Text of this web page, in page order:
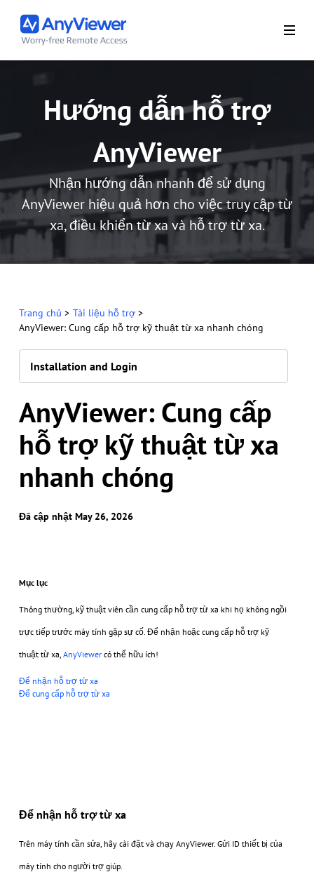
Hướng dẫn hỗ trợ
AnyViewer
Nhận hướng dẫn nhanh để sử dụng
AnyViewer hiệu quả hơn cho việc truy cập từ
xa, điều khiển từ xa và hỗ trợ từ xa.
Trang chủ > Tài liệu hỗ trợ>
AnyViewer: Cung cấp hỗ trợ kỹ thuật từ xa nhanh chóng
Installation and Login
AnyViewer: Cung cấp
hỗ trợ kỹ thuật từ xa
nhanh chóng
Đã cập nhật May 26, 2026
Mục lục
Thông thường, kỹ thuật viên cần cung cấp hỗ trợ từ xa khi họ không ngồi
trực tiếp trước máy tính gặp sự cố. Để nhận hoặc cung cấp hỗ trợ kỹ
thuật từ xa, AnyViewercó thể hữu ích!
Để nhận hỗ trợ từ xa
Để cung cấp hỗ trợ từ xa
Để nhận hỗ trợ từ xa
Trên máy tính cần sửa, hãy cài đặt và chạy AnyViewer. Gửi ID thiết bị của
máy tính cho người trợ giúp.